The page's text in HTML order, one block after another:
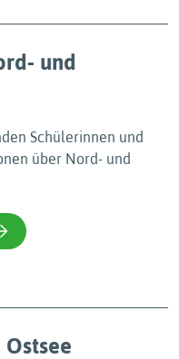
und
Schülerinnen und
über Nord- und